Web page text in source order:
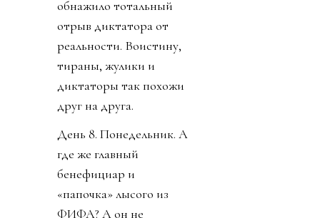
обнажило тотальный
отрыв диктатора от
реальности. Воистину,
тираны, жулики и
диктаторы так похожи
друг на друга.
День 8. Понедельник. А
где же главный
бенефициар и
«папочка» лысого из
ФИФА? А он не